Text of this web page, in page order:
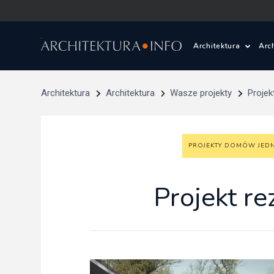
Architektura
Wasze
Architektura
Pracownie
Architektura Architektura Wasze projekty
PROJEKTY DOMÓW
Projekt